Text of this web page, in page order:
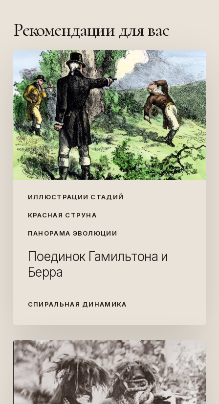
Рекомендации для вас
ИЛЛЮСТРАЦИИ СТАДИЙ
КРАСНАЯ СТРУНА
ПАНОРАМА ЭВОЛЮЦИИ
Поединок
Гамильтона
и
Берра
Поединок Гамильтона и
Берра
СПИРАЛЬНАЯ ДИНАМИКА
Танец
змеи